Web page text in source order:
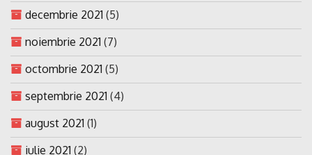
decembrie 2021 (5)
noiembrie 2021 (7)
octombrie 2021 (5)
septembrie 2021 (4)
august 2021 (1)
iulie 2021 (2)